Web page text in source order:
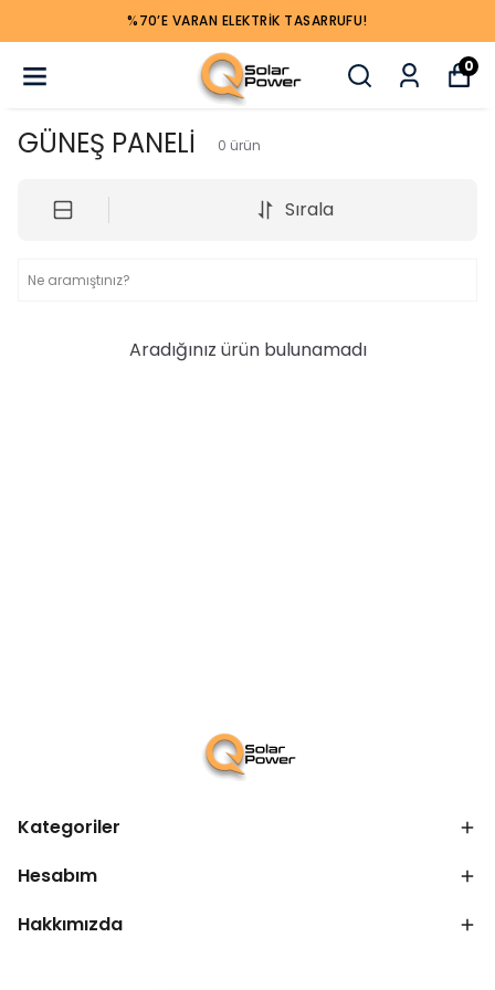
%70’E VARAN ELEKTRIK TASARRUFU!
0
GÜNEŞ PANELİ 0 ürün
Sırala
Aradığınız ürün bulunamadı
Kategoriler
Hesabım
Hakkımızda